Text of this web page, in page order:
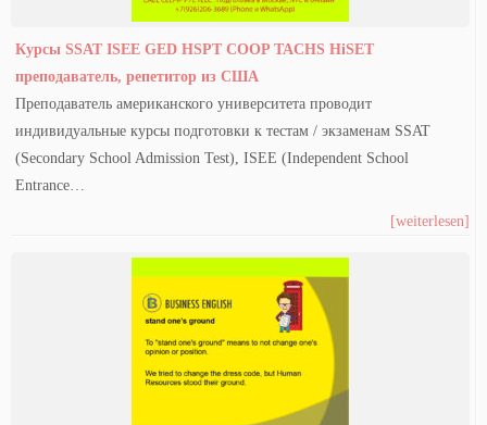
Курсы SSAT ISEE GED HSPT COOP TACHS HiSET
преподаватель, репетитор из США
Преподаватель американского университета проводит
индивидуальные курсы подготовки к тестам / экзаменам SSAT
(Secondary School Admission Test), ISEE (Independent School
Entrance…
[weiterlesen]